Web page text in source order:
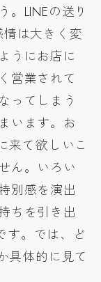
LINEの送り
は大きく変
うにお店に
営業されて
ってしまう
います。お
来て欲しいこ
ん。いろい
別感を演出
ちを引き出
す。では、ど
具体的に見て